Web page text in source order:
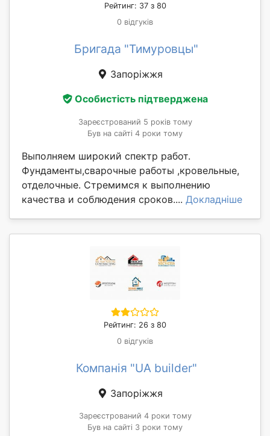
Рейтинг: 37 з 80
0 відгуків
Бригада "Тимуровцы"
Запоріжжя
Особистість підтверджена
Зареєстрований 5 років тому
Був на сайті 4 роки тому
Выполняем широкий спектр работ.
Фундаменты,сварочные работы ,кровельные,
отделочные. Стремимся к выполнению
качества и соблюдения сроков.... Докладніше
Рейтинг: 26 з 80
0 відгуків
Компанія "UA builder"
Запоріжжя
Зареєстрований 4 роки тому
Був на сайті 3 роки тому